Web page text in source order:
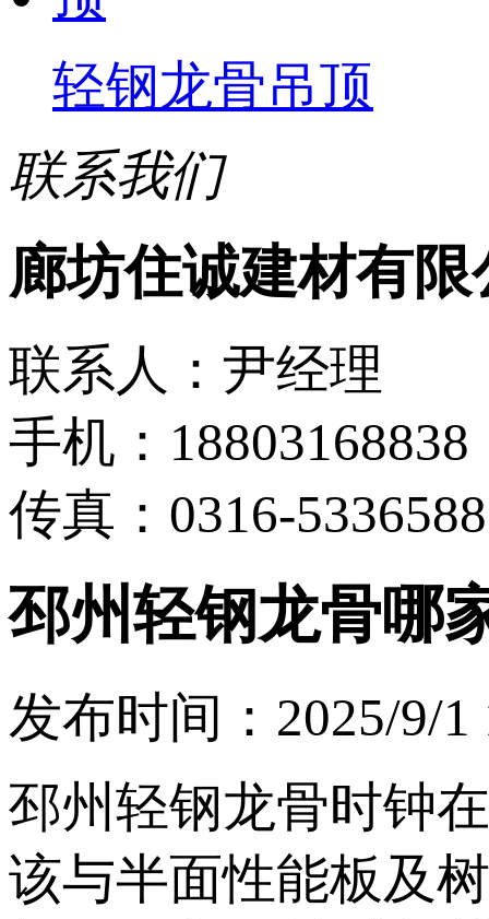
轻钢龙骨吊顶
联系我们
廊坊住诚建材有限
联系人：尹经理
手机：18803168838
传真：0316-5336588
邳州轻钢龙骨哪
发布时间：2025/9/1
邳州轻钢龙骨时钟
该与半面性能板及